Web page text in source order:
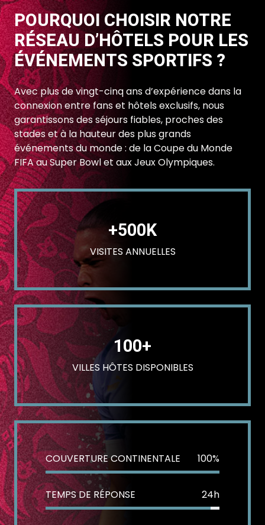
POURQUOI CHOISIR NOTRE
RÉSEAU D’HÔTELS POUR LES
ÉVÉNEMENTS SPORTIFS ?
Avec plus de vingt-cinq ans d’expérience dans la
connexion entre fans et hôtels exclusifs, nous
garantissons des séjours fiables, proches des
stades et à la hauteur des plus grands
événements du monde : de la Coupe du Monde
FIFA au Super Bowl et aux Jeux Olympiques.
+500K
VISITES ANNUELLES
100+
VILLES HÔTES DISPONIBLES
COUVERTURE CONTINENTALE 100%
TEMPS DE RÉPONSE 24h